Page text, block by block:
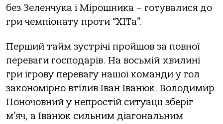
без Зеленчука і Мірошника – готувалися до
гри чемпіонату проти “ХІТа”.
Перший тайм зустрічі пройшов за повної
переваги господарів. На восьмій хвилині
гри ігрову перевагу нашої команди у гол
закономірно втілив Іван Іванюк. Володимир
Поночовний у непростій ситуації зберіг
м’яч, а Іванюк сильним діагональним